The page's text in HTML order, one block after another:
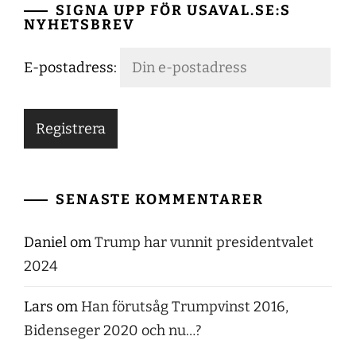
SIGNA UPP FÖR USAVAL.SE:S
NYHETSBREV
E-postadress:
SENASTE KOMMENTARER
DanielomTrump har vunnit presidentvalet
2024
Lars om Han förutsåg Trumpvinst 2016,
Bidenseger 2020 och nu…?